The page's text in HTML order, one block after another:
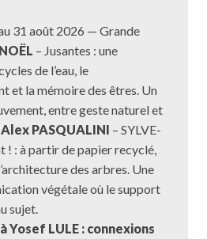
31 août 2026 — Grande
– Jusantes : une
de l’eau, le
et la mémoire des êtres. Un
entre geste naturel et
Alex PASQUALINI – SYLVE-
! : à partir de papier recyclé,
des arbres. Une
végétale où le support
sujet.
Yosef LULE : connexions